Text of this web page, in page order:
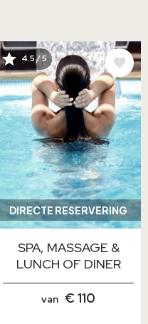
DIRECTE RESERVERING
4.5 / 5
SPA, MASSAGE &
LUNCH OF DINER
van € 110